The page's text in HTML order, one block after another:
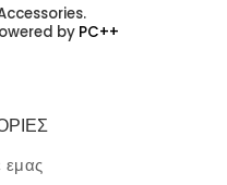
by PC++
εμας